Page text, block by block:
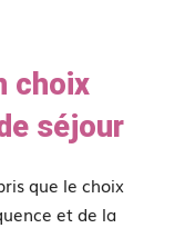
choix
séjour
que le choix
et de la